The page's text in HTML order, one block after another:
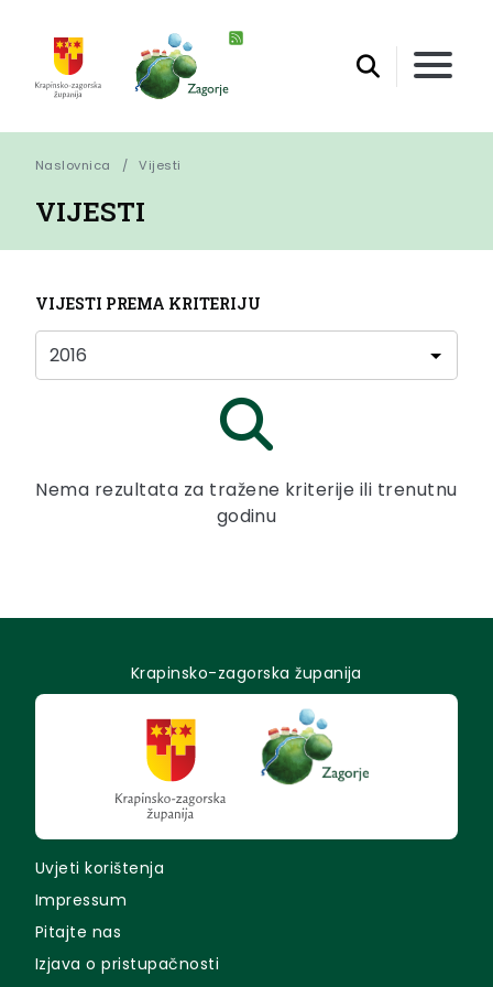
Naslovnica Vijesti
VIJESTI
VIJESTI PREMA KRITERIJU
Nema rezultata za tražene kriterije ili trenutnu
godinu
Krapinsko-zagorska županija
Uvjeti korištenja
Impressum
Pitajte nas
Izjava o pristupačnosti